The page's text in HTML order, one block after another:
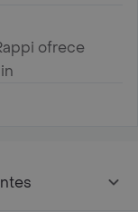
ofrece